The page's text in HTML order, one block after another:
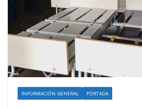
INFORMACIÓN GENERAL PORTADA